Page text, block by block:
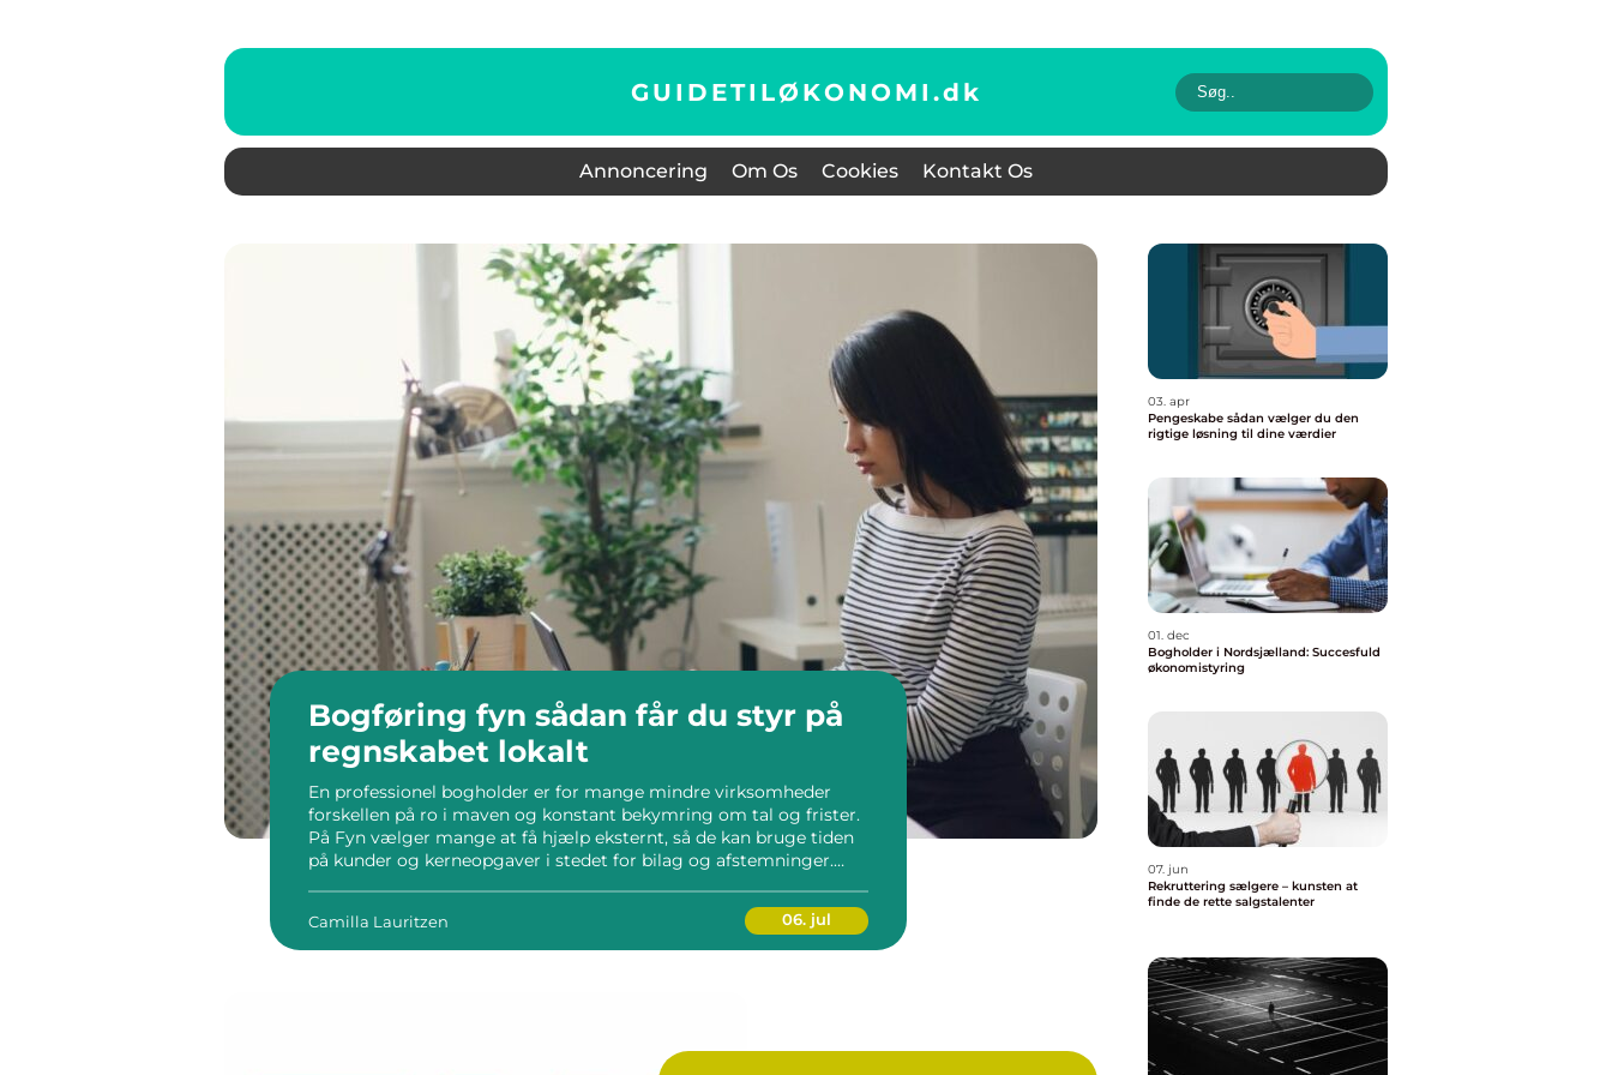
GUIDETILØKONOMI.dk
Annoncering Om Os Cookies Kontakt Os
Bogføring fyn sådan får du styr på
regnskabet lokalt
En professionel bogholder er for mange mindre virksomheder
forskellen på ro i maven og konstant bekymring om tal og frister.
På Fyn vælger mange at få hjælp eksternt, så de kan bruge tiden
på kunder og kerneopgaver i stedet for bilag og afstemninger.
Camilla Lauritzen 06. jul
03. apr
Pengeskabe sådan vælger du den
rigtige løsning til dine værdier
01. dec
Bogholder i Nordsjælland: Succesfuld
økonomistyring
07. jun
Rekruttering sælgere – kunsten at
finde de rette salgstalenter